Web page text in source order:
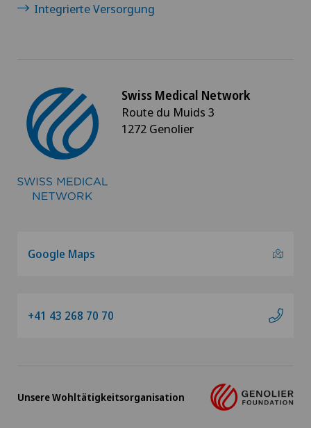
Integrierte Versorgung
Swiss Medical Network
Route du Muids 3
1272 Genolier
Google Maps
+41 43 268 70 70
Unsere Wohltätigkeitsorganisation